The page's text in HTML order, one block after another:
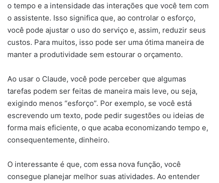
o tempo e a intensidade das interações que você tem com
o assistente. Isso significa que, ao controlar o esforço,
você pode ajustar o uso do serviço e, assim, reduzir seus
custos. Para muitos, isso pode ser uma ótima maneira de
manter a produtividade sem estourar o orçamento.
Ao usar o Claude, você pode perceber que algumas
tarefas podem ser feitas de maneira mais leve, ou seja,
exigindo menos “esforço”. Por exemplo, se você está
escrevendo um texto, pode pedir sugestões ou ideias de
forma mais eficiente, o que acaba economizando tempo e,
consequentemente, dinheiro.
O interessante é que, com essa nova função, você
consegue planejar melhor suas atividades. Ao entender